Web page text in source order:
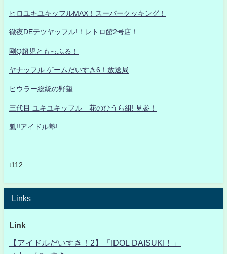
ヒロユキユキッフルMAX！スーパークッキング！
徹夜DEテツヤッフル!！レトロ館2号店！
剛Q超児ともっふる！
ヤナッフル ゲームだいすき6！放送局
ヒウラー総統の野望
三代目 ユキユキッフル 花のひうら組! 見参！
魁!!アイドル塾!
t112
Links
Link
【アイドルだいすき！2】「IDOL DAISUKI！」